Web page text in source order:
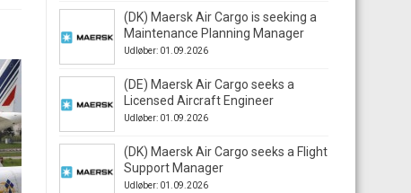
(DK) Maersk Air Cargo is seeking a
Maintenance Planning Manager
Udløber: 01.09.2026
(DE) Maersk Air Cargo seeks a
Licensed Aircraft Engineer
Udløber: 01.09.2026
(DK) Maersk Air Cargo seeks a Flight
Support Manager
Udløber: 01.09.2026